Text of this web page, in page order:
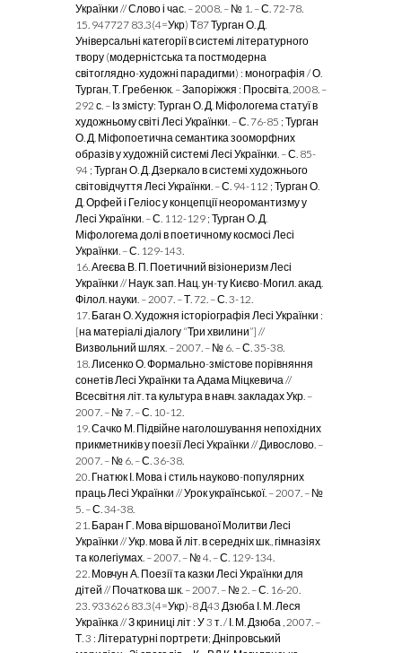
Українки // Слово і час. – 2008. – № 1. – С. 72-78.
15. 947727 83.3(4=Укр) Т87 Турган О. Д.
Універсальні категорії в системі літературного
твору (модерністська та постмодерна
світоглядно-художні парадигми) : монографія / О.
Турган, Т. Гребенюк. – Запоріжжя : Просвіта, 2008. –
292 с. – Із змісту: Турган О. Д. Міфологема статуї в
художньому світі Лесі Українки. – С. 76-85 ; Турган
О. Д. Міфопоетична семантика зооморфних
образів у художній системі Лесі Українки. – С. 85-
94 ; Турган О. Д. Дзеркало в системі художнього
світовідчуття Лесі Українки. – С. 94-112 ; Турган О.
Д. Орфей і Геліос у концепції неоромантизму у
Лесі Українки. – С. 112-129 ; Турган О. Д.
Міфологема долі в поетичному космосі Лесі
Українки. – С. 129-143.
16. Агеєва В. П. Поетичний візіонеризм Лесі
Українки // Наук. зап. Нац. ун-ту Києво-Могил. акад.
Філол. науки. – 2007. – Т. 72. – С. 3-12.
17. Баган О. Художня історіографія Лесі Українки :
[на матеріалі діалогу “Три хвилини”] //
Визвольний шлях. – 2007. – № 6. – С. 35-38.
18. Лисенко О. Формально-змістове порівняння
сонетів Лесі Українки та Адама Міцкевича //
Всесвітня літ. та культура в навч. закладах Укр. –
2007. – № 7. – С. 10-12.
19. Сачко М. Підвійне наголошування непохідних
прикметників у поезії Лесі Українки // Дивослово. –
2007. – № 6. – С. 36-38.
20. Гнатюк І. Мова і стиль науково-популярних
праць Лесі Українки // Урок української. – 2007. – №
5. – С. 34-38.
21. Баран Г. Мова віршованої Молитви Лесі
Українки // Укр. мова й літ. в середніх шк., гімназіях
та колегіумах. – 2007. – № 4. – С. 129-134.
22. Мовчун А. Поезії та казки Лесі Українки для
дітей // Початкова шк. – 2007. – № 2. – С. 16-20.
23. 933626 83.3(4=Укр)-8 Д43 Дзюба І. М. Леся
Українка // З криниці літ : У 3 т. / І. М. Дзюба , 2007. –
Т. 3 : Літературні портрети; Дніпровський